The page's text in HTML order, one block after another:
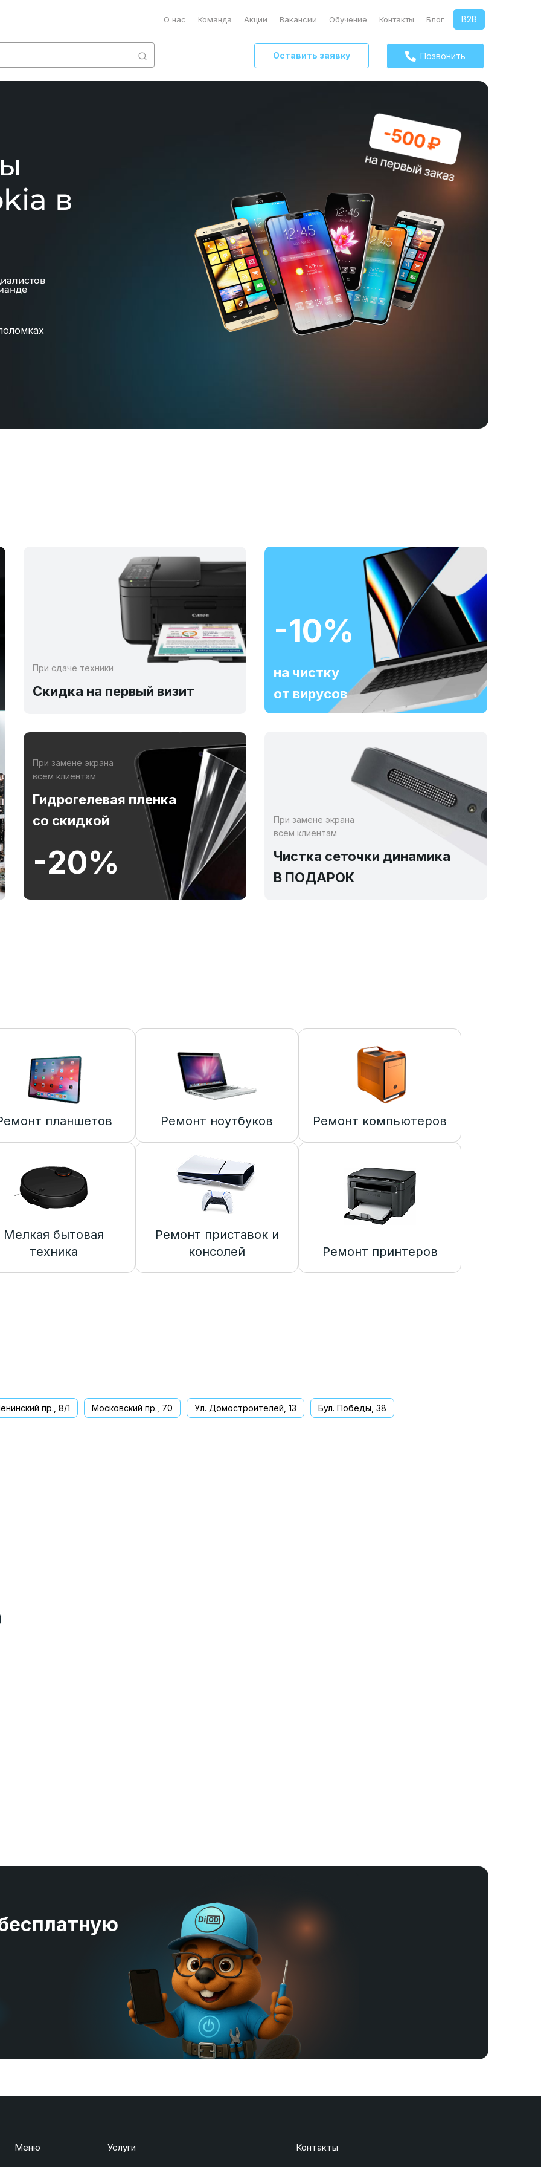
О нас Команда Акции Вакансии Обучение Контакты Блог B2B
Оставить заявку Позвонить
в
При сдаче техники
Скидка на первый визит
При замене экрана
всем клиентам
Гидрогелевая пленка
со скидкой
-20%
-10%
на чистку
от вирусов
При замене экрана
всем клиентам
Чистка сеточки динамика
В ПОДАРОК
планшетов Ремонт ноутбуков Ремонт компьютеров
Мелкая бытовая
техника
Ремонт приставок и
консолей
Ремонт принтеров
пр., 8/1 Московский пр., 70 Ул. Домостроителей, 13 Бул. Победы, 38
Меню Услуги Контакты